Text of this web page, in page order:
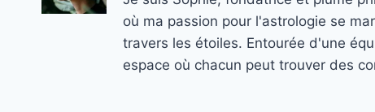
où ma passion pour l'astrologie se
travers les étoiles. Entourée d'une
espace où chacun peut trouver des